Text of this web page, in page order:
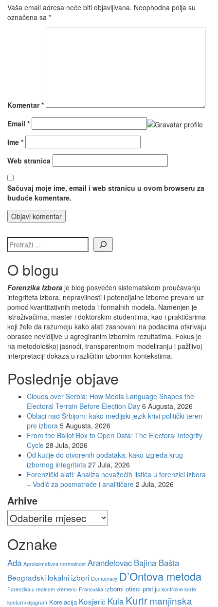
Vaša email adresa neće biti objavljivana. Neophodna polja su
označena sa *
Komentar*
Email *
Ime *
Web stranica
Sačuvaj moje ime, email i web stranicu u ovom browseru za
buduće komentare.
O blogu
Forenzika Izbora je blog posvećen sistematskom proučavanju
integriteta izbora, nepravilnosti i potencijalne izborne prevare uz
pomoć kvantitativnih metoda i formalnih modela. Namenjen je
istraživačima, master i doktorskim studentima, kao i praktičarima
koji žele da razumeju kako alati zasnovani na podacima otkrivaju
obrasce nevidljive u agregiranim izbornim rezultatima. Fokus je
na metodološkoj jasnoći, transparentnom modeliranju i pažljivoj
interpretaciji dokaza u različitim izbornim kontekstima.
Poslednje objave
Clouds over Serbia: How Media Language Shapes the
Electoral Terrain Before Election Day 6 Augusta, 2026
Oblaci nad Srbijom: kako medijski jezik krivi politički teren
pre izbora 5 Augusta, 2026
From the Ballot Box to Open Data: The Electoral Integrity
Cycle 28 Jula, 2026
Od kutije do otvorenih podataka: kako izgleda krug
izbornog integriteta 27 Jula, 2026
Forenzički alati: Analiza nevažećih listića u forenzici izbora
– Vodič za posmatrače i analitičare 2 Jula, 2026
Arhive
Oznake
Ada Aproksimativna normalnost Aranđelovac Bajina Bašta
Beogradski lokalni izbori Democracy D’Ontova metoda
Forenzika u realnom vremenu Francuska izborni otisci prstiju kontrolne karte
konturni dijagram Korelacija Kosjerić Kula Kurirmanjinska